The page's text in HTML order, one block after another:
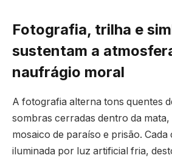
Fotografia, trilha e
sustentam a
naufrágio moral
A fotografia alterna tons quentes
sombras cerradas dentro da
mosaico de paraíso e prisão. Cada
iluminada por luz artificial fria,